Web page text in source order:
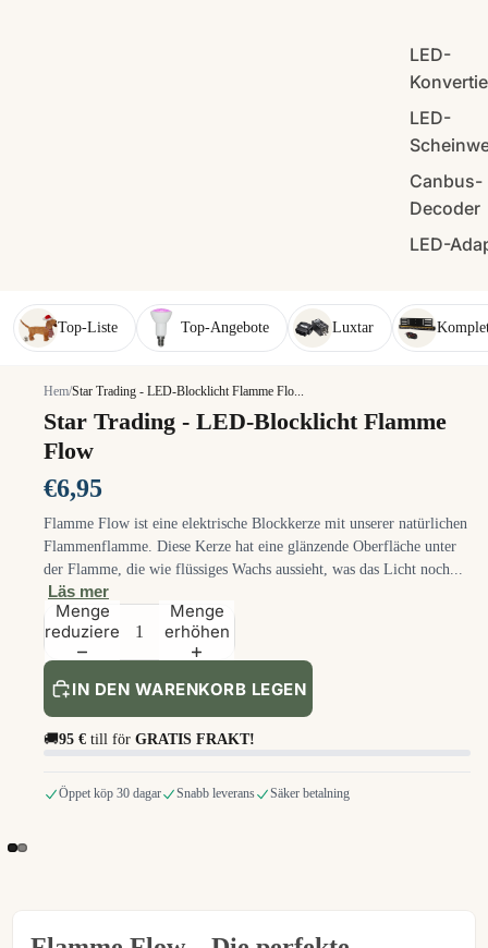
LED-
LED-
Canbus-
Decoder
LED-
Top-Liste Top-Angebote Luxtar
Hem/Star Trading - LED-Blocklicht Flamme Flo...
Star Trading - LED-Blocklicht Flamme
Flow
€6,95
Flamme Flow ist eine elektrische Blockkerze mit unserer natürlichen
Flammenflamme. Diese Kerze hat eine glänzende Oberfläche unter
der Flamme, die wie flüssiges Wachs aussieht, was das Licht noch...
Läs mer
Menge
reduzieren
Menge
erhöhen
IN DEN WARENKORB LEGEN
🚚95 € till för GRATIS FRAKT!
Öppet köp 30 dagar Snabb leverans Säker betalning